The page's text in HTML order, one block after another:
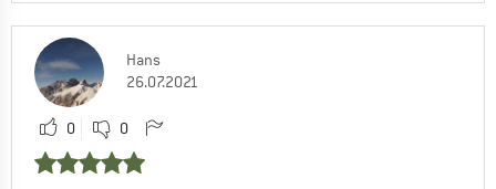
Hans
26.07.2021
0 0